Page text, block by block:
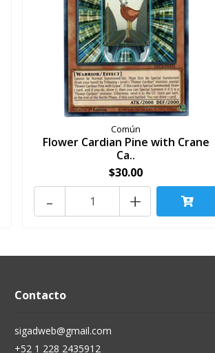
Común
Flower Cardian Pine with Crane
Ca..
$30.00
+
-
Contacto
sigadweb@gmail.com
+52 1 228 2435912